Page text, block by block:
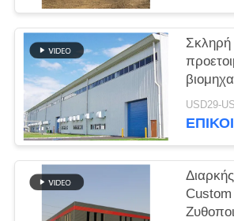
PRIVACY
POLICY
χάλυβα